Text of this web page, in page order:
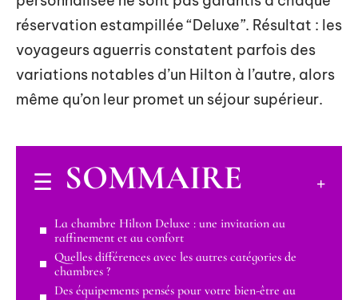
réservation estampillée “Deluxe”. Résultat : les
voyageurs aguerris constatent parfois des
variations notables d’un Hilton à l’autre, alors
même qu’on leur promet un séjour supérieur.
SOMMAIRE
La chambre Hilton Deluxe : une invitation au
raffinement et au confort
Quelles différences avec les autres catégories de
chambres ?
Des équipements pensés pour votre bien-être au